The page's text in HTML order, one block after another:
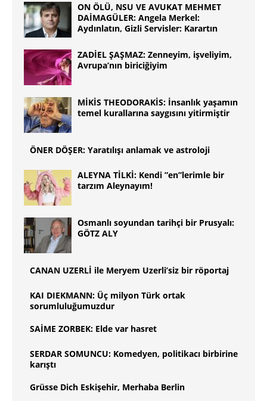
ON ÖLÜ, NSU VE AVUKAT MEHMET
DAİMAGÜLER: Angela Merkel:
Aydınlatın, Gizli Servisler: Karartın
ZADİEL ŞAŞMAZ: Zenneyim, işveliyim,
Avrupa’nın biriciğiyim
MİKİS THEODORAKİS: İnsanlık yaşamın
temel kurallarına saygısını yitirmiştir
ÖNER DÖŞER: Yaratılışı anlamak ve astroloji
ALEYNA TİLKİ: Kendi ”en”lerimle bir
tarzım Aleynayım!
Osmanlı soyundan tarihçi bir Prusyalı:
GÖTZ ALY
CANAN UZERLİ ile Meryem Uzerli’siz bir röportaj
KAI DIEKMANN: Üç milyon Türk ortak
sorumluluğumuzdur
SAİME ZORBEK: Elde var hasret
SERDAR SOMUNCU: Komedyen, politikacı birbirine
karıştı
Grüsse Dich Eskişehir, Merhaba Berlin